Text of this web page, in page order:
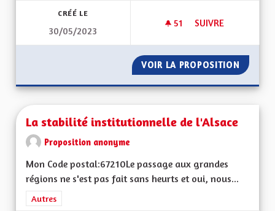
CRÉÉ LE
30/05/2023
51 51 ABONNÉS
SUIVRE
VOIR LA PROPOSITION
La stabilité institutionnelle de l'Alsace
Proposition anonyme
Mon Code postal:67210Le passage aux grandes
régions ne s'est pas fait sans heurts et oui, nous...
Filtrer les résultats de la catégorie : Autres
Autres